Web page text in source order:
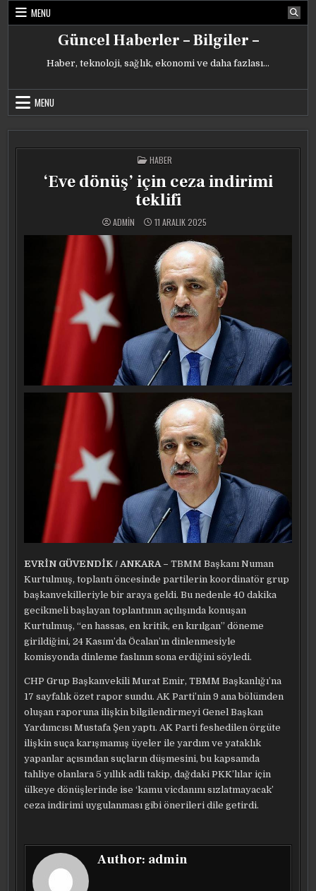
Skip
MENU
Güncel Haberler – Bilgiler –
Haber, teknoloji, sağlık, ekonomi ve daha fazlası…
MENU
POSTED
IN
HABER
‘Eve dönüş’ için ceza indirimi
teklifi
ADMIN 11 ARALIK 2025
EVRİN GÜVENDİK / ANKARA – TBMM Başkanı Numan
Kurtulmuş, toplantı öncesinde partilerin koordinatör grup
başkanvekilleriyle bir araya geldi. Bu nedenle 40 dakika
gecikmeli başlayan toplantının açılışında konuşan
Kurtulmuş, “en hassas, en kritik, en kırılgan” döneme
girildiğini, 24 Kasım’da Öcalan’ın dinlenmesiyle
komisyonda dinleme faslının sona erdiğini söyledi.
CHP Grup Başkanvekili Murat Emir, TBMM Başkanlığı’na
17 sayfalık özet rapor sundu. AK Parti’nin 9 ana bölümden
oluşan raporuna ilişkin bilgilendirmeyi Genel Başkan
Yardımcısı Mustafa Şen yaptı. AK Parti feshedilen örgüte
ilişkin suça karışmamış üyeler ile yardım ve yataklık
yapanlar açısından suçların düşmesini, bu kapsamda
tahliye olanlara 5 yıllık adli takip, dağdaki PKK’lılar için
ülkeye dönüşlerinde ise ‘kamu vicdanını sızlatmayacak’
ceza indirimi uygulanması gibi önerileri dile getirdi.
Author: admin